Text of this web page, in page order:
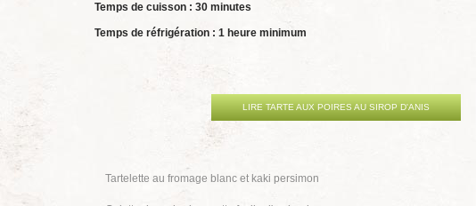
Temps de cuisson : 30 minutes
Temps de réfrigération : 1 heure minimum
LIRE TARTE AUX POIRES AU SIROP D'ANIS
Tartelette au fromage blanc et kaki persimon